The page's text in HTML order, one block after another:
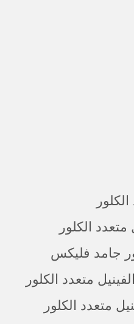
الكلور
جامد فليكس
متعدد الكلور
متعدد الكلور